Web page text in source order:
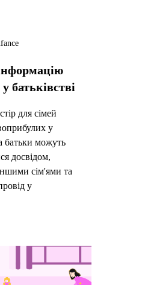
батьківстві
для сімей
у
батьки можуть
досвідом,
сім'ями та
у